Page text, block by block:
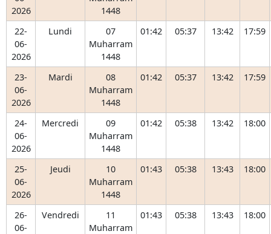
2026
1448
22-
06-
2026
Lundi
07
Muharram
1448
01:42 05:37 13:42 17:59
23-
06-
2026
Mardi
08
Muharram
1448
01:42 05:37 13:42 17:59
24-
06-
2026
Mercredi
09
Muharram
1448
01:42 05:38 13:42 18:00
25-
06-
2026
Jeudi
10
Muharram
1448
01:43 05:38 13:43 18:00
26-
06-
Vendredi
11
Muharram
01:43 05:38 13:43 18:00